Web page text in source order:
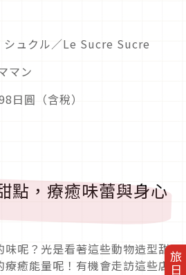
ュクル／Le Sucre Sucre
マン
日圓（含稅）
點，療癒味蕾與身心
味呢？光是看著這些動物造型甜
癒能量呢！有機會走訪這些店